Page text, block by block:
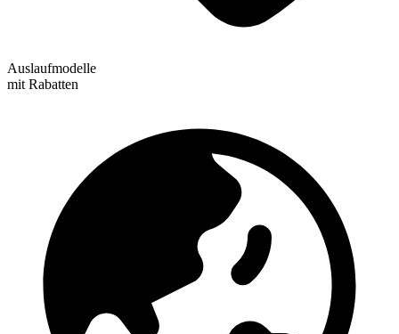
Auslaufmodelle
mit Rabatten